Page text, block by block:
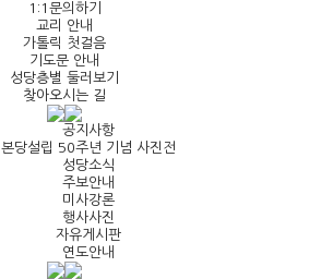
1:1문의하기
교리 안내
가톨릭 첫걸음
기도문 안내
성당층별 둘러보기
찾아오시는 길
공지사항
본당설립 50주년 기념 사진전
성당소식
주보안내
미사강론
행사사진
자유게시판
연도안내